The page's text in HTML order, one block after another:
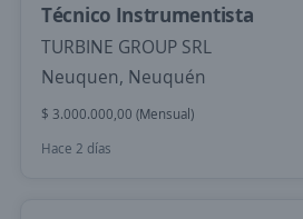
Técnico Instrumentista
TURBINE GROUP SRL
Neuquen, Neuquén
$ 3.000.000,00 (Mensual)
Hace 2 días